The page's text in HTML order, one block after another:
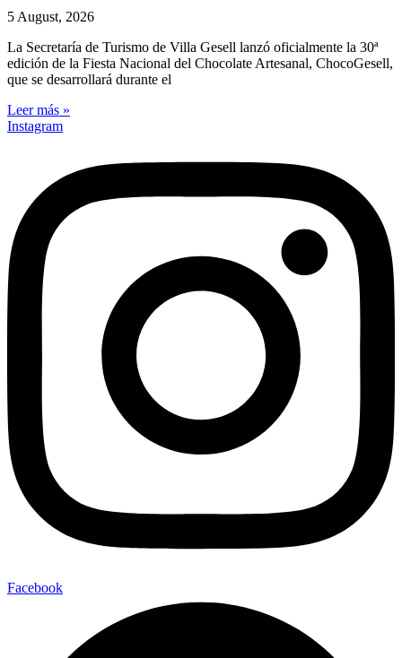
5 August, 2026
La Secretaría de Turismo de Villa Gesell lanzó oficialmente la 30ª
edición de la Fiesta Nacional del Chocolate Artesanal, ChocoGesell,
que se desarrollará durante el
Leer más »
Instagram
Facebook